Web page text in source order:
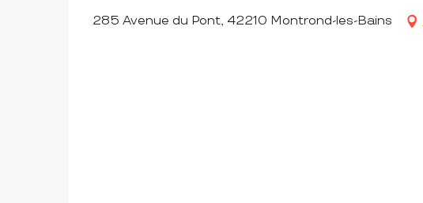
285 Avenue du Pont, 42210 Montrond-les-Bains